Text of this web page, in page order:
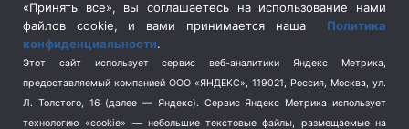
Спецоперация на Украине
(404)
Спорт (740)
Терроризм (1)
Транспорт (262)
«Принять все», вы соглашаетесь на использование нами
файлов cookie, и вами принимается наша Политика
конфиденциальности.
Этот сайт использует сервис веб-аналитики Яндекс Метрика,
предоставляемый компанией ООО «ЯНДЕКС», 119021, Россия, Москва, ул.
Л. Толстого, 16 (далее — Яндекс). Сервис Яндекс Метрика использует
технологию «cookie» — небольшие текстовые файлы, размещаемые на